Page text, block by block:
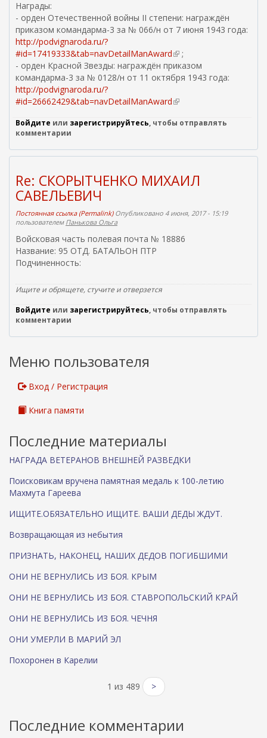
н
е
н
я
я
с
л
а
Награды:
- орден Отечественной войны II степени: награждён
приказом командарма-3 за № 066/н от 7 июня 1943 года:
http://podvignaroda.ru/?
#id=17419333&tab=navDetailManAward(
в
н
ш
я
с
ы
л
;
- орден Красной Звезды: награждён приказом
командарма-3 за № 0128/н от 11 октября 1943 года:
http://podvignaroda.ru/?
#id=26662429&tab=navDetailManAward(
н
ш
я
я
к
Войдите или зарегистрируйтесь, чтобы отправлять
комментарии
Re: СКОРЫТЧЕНКО МИХАИЛ
САВЕЛЬЕВИЧ
Постоянная ссылка (Permalink)Опубликовано 4 июня, 2017 - 15:19
пользователем Панькова Ольга
Войсковая часть полевая почта № 18886
Название: 95 ОТД. БАТАЛЬОН ПТР
Подчиненность:
Ищите и обрящете, стучите и отверзется
Войдите или зарегистрируйтесь, чтобы отправлять
комментарии
Меню пользователя
Вход / Регистрация
Книга памяти
Последние материалы
НАГРАДА ВЕТЕРАНОВ ВНЕШНЕЙ РАЗВЕДКИ
Поисковикам вручена памятная медаль к 100-летию
Махмута Гареева
ИЩИТЕ.ОБЯЗАТЕЛЬНО ИЩИТЕ. ВАШИ ДЕДЫ ЖДУТ.
Возвращающая из небытия
ПРИЗНАТЬ, НАКОНЕЦ, НАШИХ ДЕДОВ ПОГИБШИМИ
ОНИ НЕ ВЕРНУЛИСЬ ИЗ БОЯ. КРЫМ
ОНИ НЕ ВЕРНУЛИСЬ ИЗ БОЯ. СТАВРОПОЛЬСКИЙ КРАЙ
ОНИ НЕ ВЕРНУЛИСЬ ИЗ БОЯ. ЧЕЧНЯ
ОНИ УМЕРЛИ В МАРИЙ ЭЛ
Похоронен в Карелии
1 из 489 >
Последние комментарии